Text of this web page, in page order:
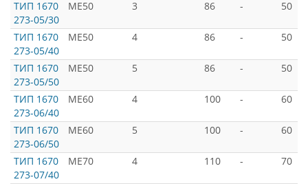
ТИП 1670
273-05/30
ME50 3 86 - 50
ТИП 1670
273-05/40
ME50 4 86 - 50
ТИП 1670
273-05/50
ME50 5 86 - 50
ТИП 1670
273-06/40
ME60 4 100 - 60
ТИП 1670
273-06/50
ME60 5 100 - 60
ТИП 1670
273-07/40
ME70 4 110 - 70